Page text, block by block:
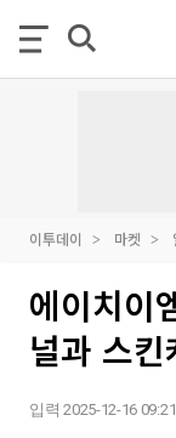
이투데이 마켓
에이치이
널과 스
입력 2025-12-16 09:21